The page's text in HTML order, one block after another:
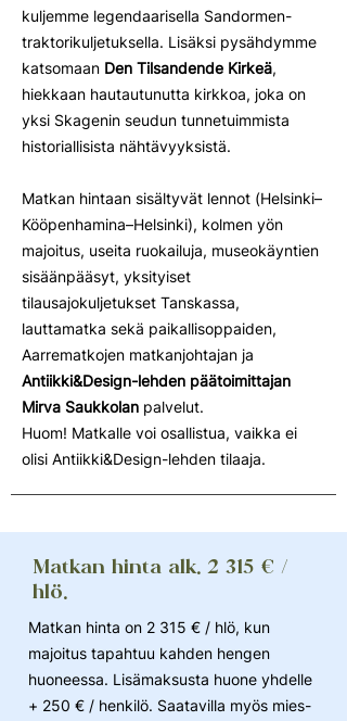
kuljemme legendaarisella Sandormen-
traktorikuljetuksella. Lisäksi pysähdymme
katsomaan Den Tilsandende Kirkeä,
hiekkaan hautautunutta kirkkoa, joka on
yksi Skagenin seudun tunnetuimmista
historiallisista nähtävyyksistä.
Matkan hintaan sisältyvät lennot (Helsinki–
Kööpenhamina–Helsinki), kolmen yön
majoitus, useita ruokailuja, museokäyntien
sisäänpääsyt, yksityiset
tilausajokuljetukset Tanskassa,
lauttamatka sekä paikallisoppaiden,
Aarrematkojen matkanjohtajan ja
Antiikki&Design-lehden päätoimittajan
Mirva Saukkolan palvelut.
Huom! Matkalle voi osallistua, vaikka ei
olisi Antiikki&Design-lehden tilaaja.
Matkan hinta alk. 2 315 € /
hlö.
Matkan hinta on 2 315 € / hlö, kun
majoitus tapahtuu kahden hengen
huoneessa. Lisämaksusta huone yhdelle
+ 250 € / henkilö. Saatavilla myös mies-